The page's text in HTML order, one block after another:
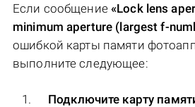
Если сообщение «Lock lens
minimum aperture (largest f-
ошибкой карты памяти
выполните следующее:
Подключите карту